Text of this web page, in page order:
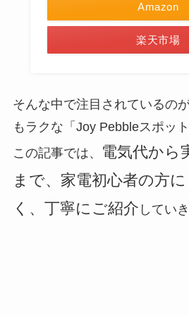
Amazon
楽天市場
そんな中で注目されているの
もラクな「Joy Pebbleスポッ
この記事では、
電気代から
まで、家電初心者の方
く、丁寧にご紹介 してい